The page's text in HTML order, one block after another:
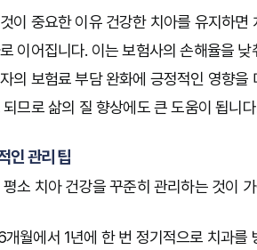
이 중요한 이유건강한 치아를 유지하면
이어집니다. 이는 보험사의 손해율을
의 보험료 부담 완화에 긍정적인 영향
므로 삶의 질 향상에도 큰 도움이 됩니
인 관리 팁
소 치아 건강을 꾸준히 관리하는 것이
개월에서 1년에 한 번 정기적으로 치과를